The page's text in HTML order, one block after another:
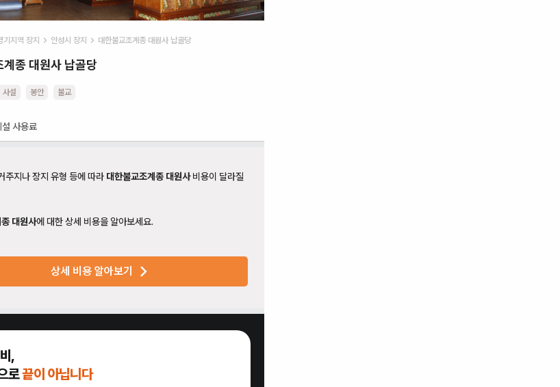
기 지역 장지 안성시 장지 대한불교조계종 대원사 납골당
계종 대원사 납골당
사설 봉안 불교
설 사용료
주지나 장지 유형 등에 따라 대한불교조계종 대원사비용이 달라질
대원사에 대한 상세 비용을 알아보세요.
상세 비용 알아보기
,
로끝이 아닙니다